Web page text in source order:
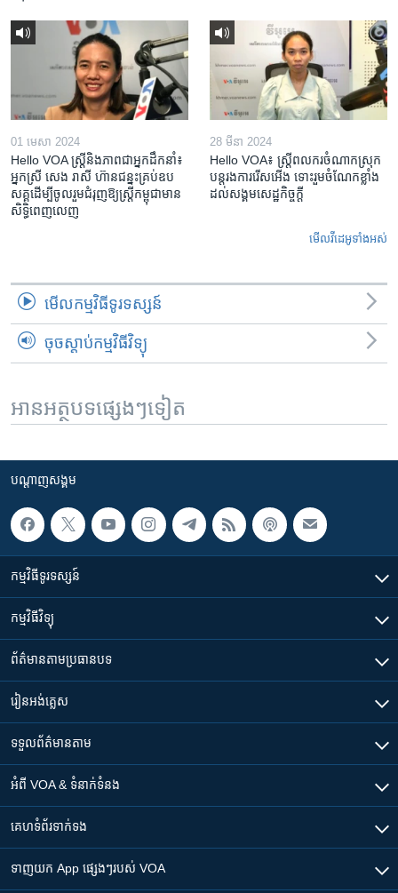
01 មេសា 2024
Hello VOA ស្ត្រីនិងភាពជាអ្នកដឹកនាំ៖
អ្នកស្រី សេង រាសី ហ៊ានជន្នះគ្រប់ឧប
សគ្គដើម្បីចូលរួមជំរុញឱ្យស្រ្តីកម្ពុជាមាន
សិទ្ធិពេញលេញ
28 មីនា 2024
Hello VOA៖ ស្រ្តីពលករចំណាកស្រុក
បន្តរងការរើសអើង ទោះរួមចំណែកខ្លាំង
ដល់សង្គមសេដ្ឋកិច្ចក្តី
មើល​វីដេអូ​ទាំង​អស់
មើល​កម្មវិធី​ទូរទស្សន៍
ចុចស្តាប់កម្មវិធីវិទ្យុ
អានអត្ថបទផ្សេងៗទៀត
បណ្តាញ​សង្គម
កម្មវិធី​ទូរទស្សន៍
កម្មវិធី​វិទ្យុ
ព័ត៌មាន​តាមប្រធានបទ​
រៀន​​អង់គ្លេស
ទទួល​ព័ត៌មាន​តាម
អំពី​ VOA & ទំនាក់ទំនង
គេហទំព័រ​​ទាក់ទង
ទាញយក​ App ផ្សេងៗ​របស់​ VOA